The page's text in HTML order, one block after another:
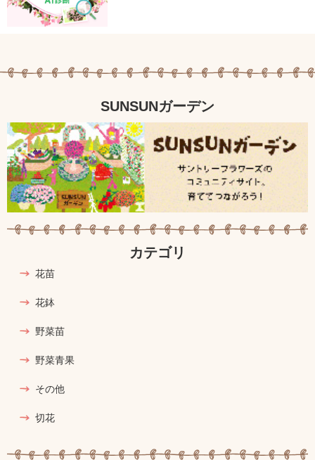
SUNSUNガーデン
カテゴリ
花苗
花鉢
野菜苗
野菜青果
その他
切花